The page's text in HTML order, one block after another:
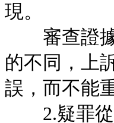
現。
審查證據
的不同，上
誤，而不能
2.疑罪從